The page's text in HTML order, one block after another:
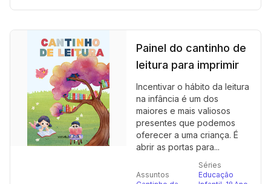
Painel do cantinho de
leitura para imprimir
Incentivar o hábito da leitura
na infância é um dos
maiores e mais valiosos
presentes que podemos
oferecer a uma criança. É
abrir as portas para...
Assuntos
Séries
Educação